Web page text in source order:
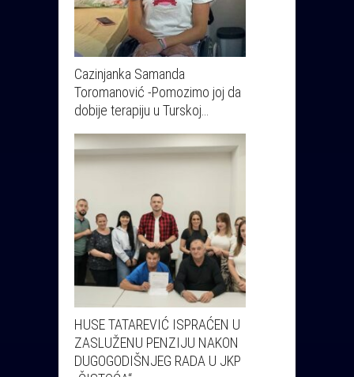
Cazinjanka Samanda
Toromanović -Pomozimo joj da
dobije terapiju u Turskoj…
HUSE TATAREVIĆ ISPRAĆEN U
ZASLUŽENU PENZIJU NAKON
DUGOGODIŠNJEG RADA U JKP